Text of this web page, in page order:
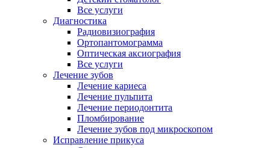
Все услуги
Диагностика
Радиовизиография
Ортопантомограмма
Оптическая аксиография
Все услуги
Лечение зубов
Лечение кариеса
Лечение пульпита
Лечение периодонтита
Пломбирование
Лечение зубов под микроскопом
Исправление прикуса